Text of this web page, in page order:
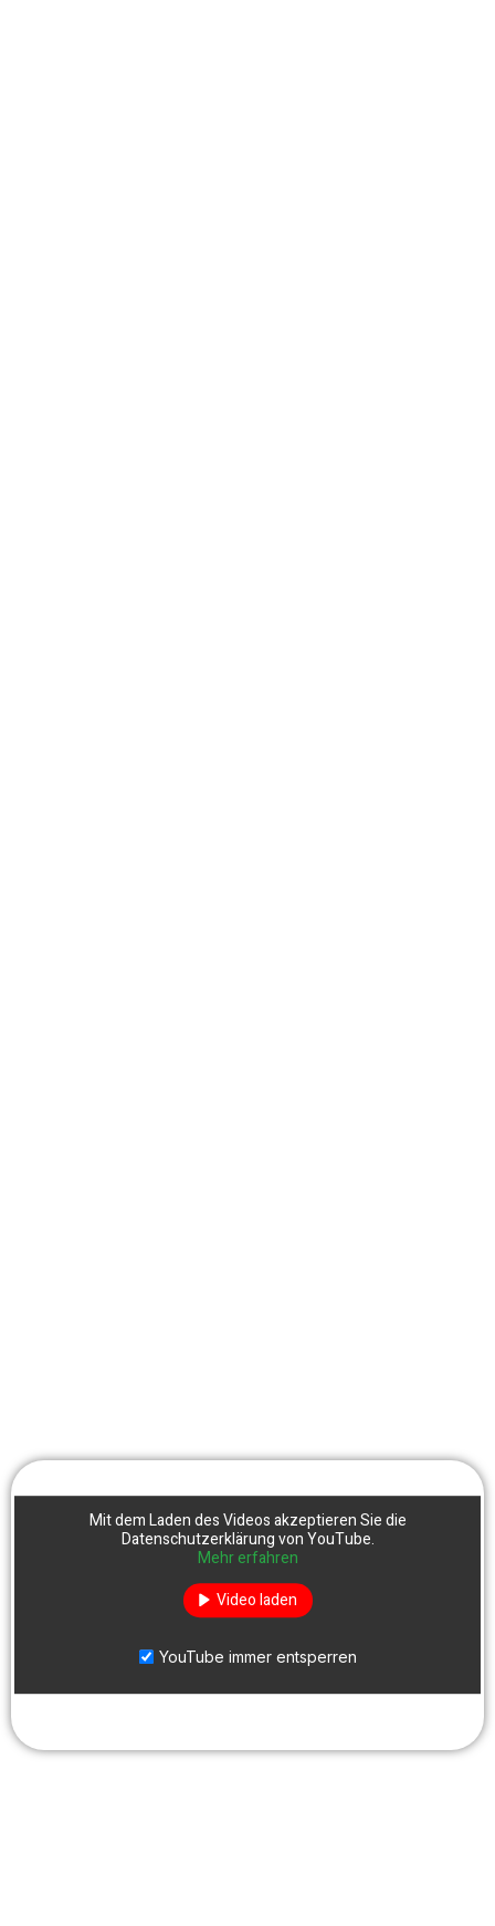
Mit dem Laden des Videos akzeptieren Sie die
Datenschutzerklärung von YouTube.
Mehr erfahren
Video laden
YouTube immer entsperren